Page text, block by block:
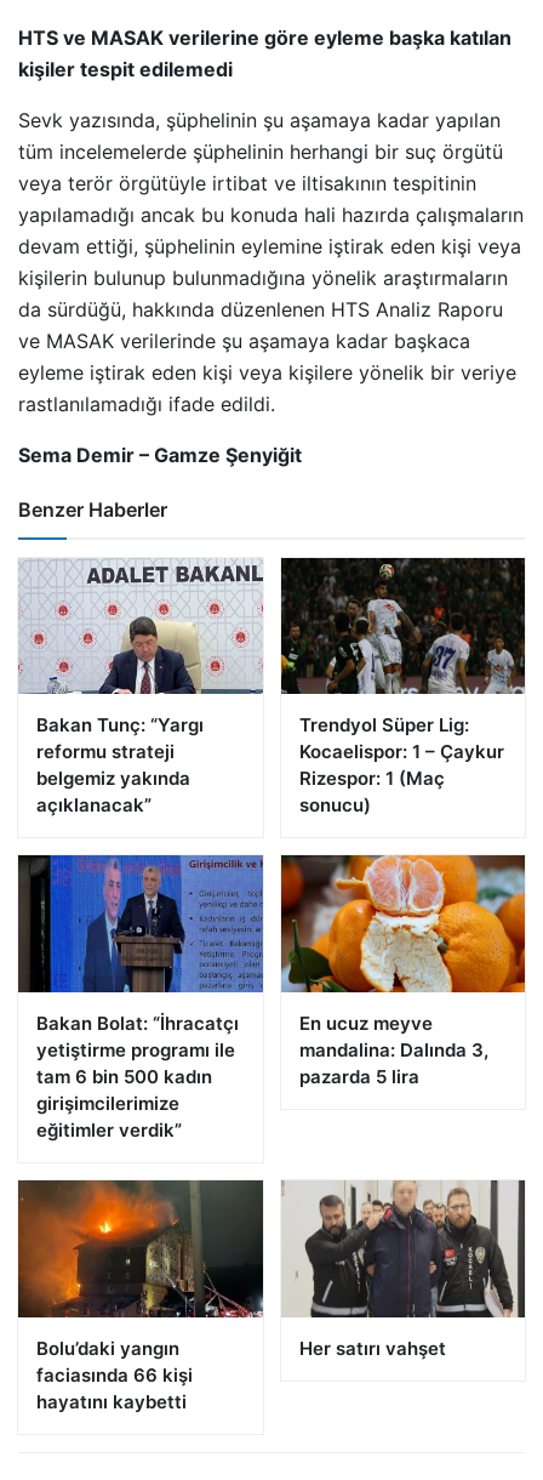
HTS ve MASAK verilerine göre eyleme başka katılan
kişiler tespit edilemedi
Sevk yazısında, şüphelinin şu aşamaya kadar yapılan
tüm incelemelerde şüphelinin herhangi bir suç örgütü
veya terör örgütüyle irtibat ve iltisakının tespitinin
yapılamadığı ancak bu konuda hali hazırda çalışmaların
devam ettiği, şüphelinin eylemine iştirak eden kişi veya
kişilerin bulunup bulunmadığına yönelik araştırmaların
da sürdüğü, hakkında düzenlenen HTS Analiz Raporu
ve MASAK verilerinde şu aşamaya kadar başkaca
eyleme iştirak eden kişi veya kişilere yönelik bir veriye
rastlanılamadığı ifade edildi.
Sema Demir – Gamze Şenyiğit
Benzer Haberler
Bakan Tunç: “Yargı
reformu strateji
belgemiz yakında
açıklanacak”
Trendyol Süper Lig:
Kocaelispor: 1 – Çaykur
Rizespor: 1 (Maç
sonucu)
Bakan Bolat: “İhracatçı
yetiştirme programı ile
tam 6 bin 500 kadın
girişimcilerimize
eğitimler verdik”
En ucuz meyve
mandalina: Dalında 3,
pazarda 5 lira
Bolu’daki yangın
faciasında 66 kişi
hayatını kaybetti
Her satırı vahşet